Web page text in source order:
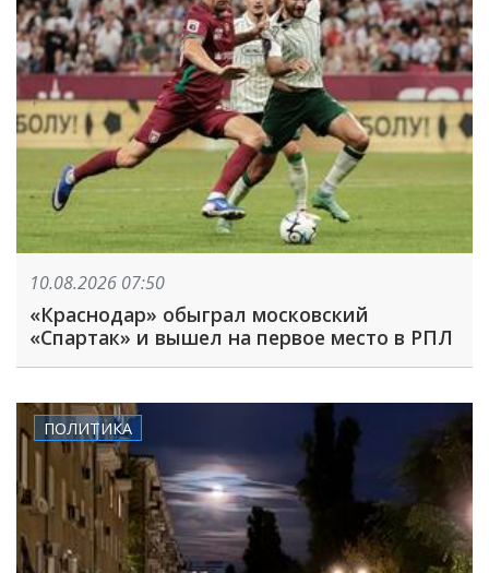
10.08.2026 07:50
«Краснодар» обыграл московский
«Спартак» и вышел на первое место в РПЛ
ПОЛИТИКА